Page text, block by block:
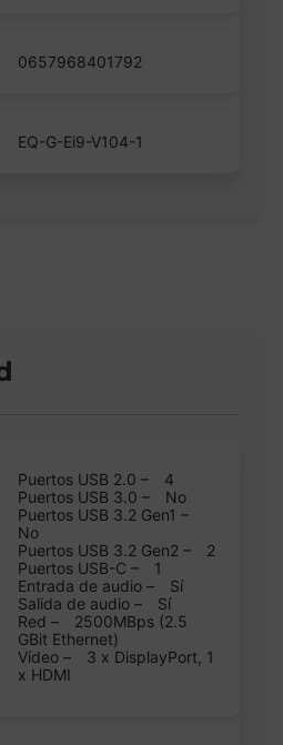
0657968401792
EQ-G-Ei9-V104-1
Puertos USB 2.0 –
4
Puertos USB 3.0 –
No
Puertos USB 3.2 Gen1 –
No
Puertos USB 3.2 Gen2 –
2
Puertos USB-C –
1
Entrada de audio –
Sí
Salida de audio –
Sí
Red –
2500MBps (2.5
GBit Ethernet)
Vídeo –
3 x DisplayPort, 1
x HDMI